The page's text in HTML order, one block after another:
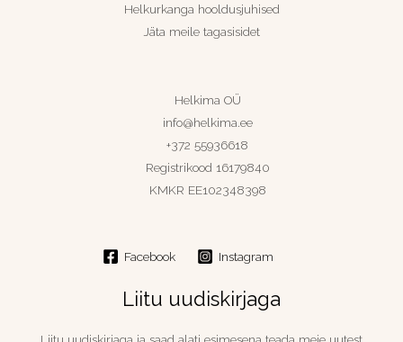
Helkurkanga hooldusjuhised
Jäta meile tagasisidet
Helkima OÜ
info@helkima.ee
+372 55936618
Registrikood 16179840
KMKR EE102348398
Facebook Instagram
Liitu uudiskirjaga